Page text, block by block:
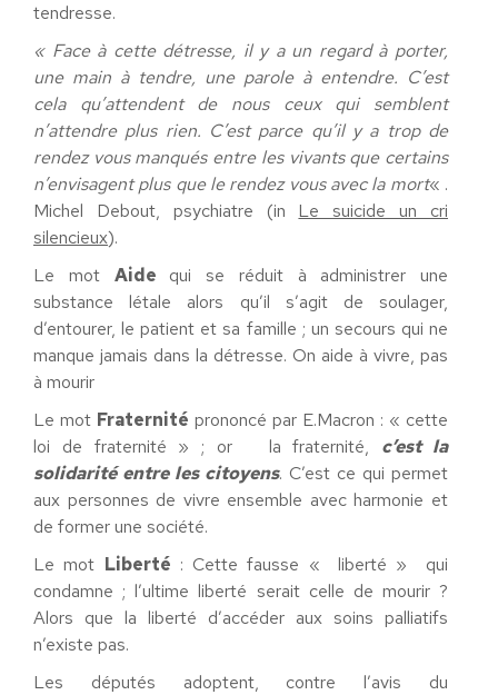
tendresse.
« Face à cette détresse, il y a un regard à porter,
une main à tendre, une parole à entendre. C’est
cela qu’attendent de nous ceux qui semblent
n’attendre plus rien. C’est parce qu’il y a trop de
rendez vous manqués entre les vivants que certains
n’envisagent plus que le rendez vous avec la mort« .
Michel Debout, psychiatre (in Le suicide un cri
silencieux).
Le mot Aide qui se réduit à administrer une
substance létale alors qu’il s’agit de soulager,
d’entourer, le patient et sa famille ; un secours qui ne
manque jamais dans la détresse. On aide à vivre, pas
à mourir
Le mot Fraternité prononcé par E.Macron : « cette
loi de fraternité » ; or la fraternité, c’est la
solidarité entre les citoyens. C’est ce qui permet
aux personnes de vivre ensemble avec harmonie et
de former une société.
Le mot Liberté : Cette fausse « liberté » qui
condamne ; l’ultime liberté serait celle de mourir ?
Alors que la liberté d’accéder aux soins palliatifs
n’existe pas.
Les députés adoptent, contre l’avis du